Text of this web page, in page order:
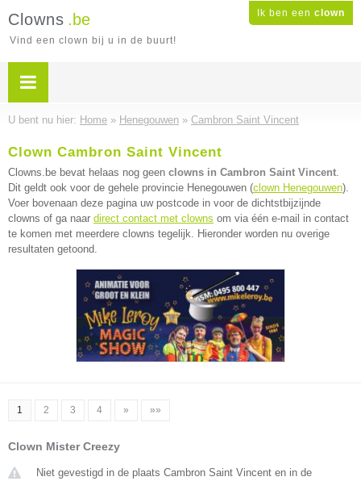
Ik ben een clown
Clowns .be
Vind een clown bij u in de buurt!
U bent nu hier: Home » Henegouwen » Cambron Saint Vincent
Clown Cambron Saint Vincent
Clowns.be bevat helaas nog geen clowns in Cambron Saint Vincent.
Dit geldt ook voor de gehele provincie Henegouwen (clown Henegouwen).
Voer bovenaan deze pagina uw postcode in voor de dichtstbijzijnde
clowns of ga naar direct contact met clowns om via één e-mail in contact
te komen met meerdere clowns tegelijk. Hieronder worden nu overige
resultaten getoond.
1 2 3 4 » »»
Clown Mister Creezy
Niet gevestigd in de plaats Cambron Saint Vincent en in de